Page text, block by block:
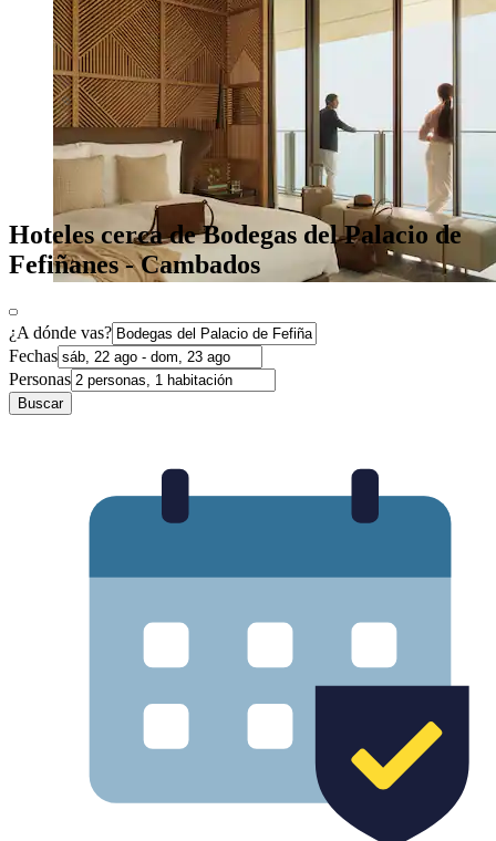
Hoteles cerca de Bodegas del Palacio de
Fefiñanes - Cambados
¿A dónde vas?
Fechas
Personas
Buscar